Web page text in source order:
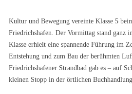
Kultur und Bewegung vereinte Klasse 5
Friedrichshafen. Der Vormittag stand ganz
Klasse erhielt eine spannende Führung im
Entstehung und zum Bau der berühmten
Friedrichshafener Strandbad gab es – auf
kleinen Stopp in der örtlichen